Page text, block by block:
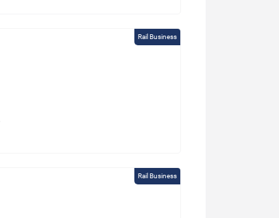
Rail Business
Rail Business